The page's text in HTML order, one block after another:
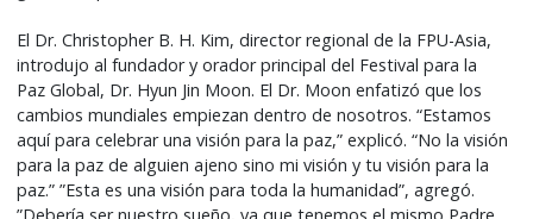
El Dr. Christopher B. H. Kim, director regional de la FPU-Asia,
introdujo al fundador y orador principal del Festival para la
Paz Global, Dr. Hyun Jin Moon. El Dr. Moon enfatizó que los
cambios mundiales empiezan dentro de nosotros. “Estamos
aquí para celebrar una visión para la paz,” explicó. “No la visión
para la paz de alguien ajeno sino mi visión y tu visión para la
paz.” ”Esta es una visión para toda la humanidad”, agregó.